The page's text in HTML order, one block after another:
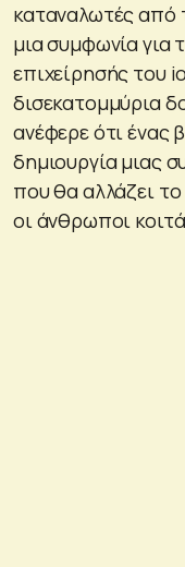
καταναλωτές από
μια συμφωνία για
επιχείρησής του
δισεκατομμύρια
ανέφερε ότι ένας
δημιουργία μιας
που θα αλλάζει
οι άνθρωποι